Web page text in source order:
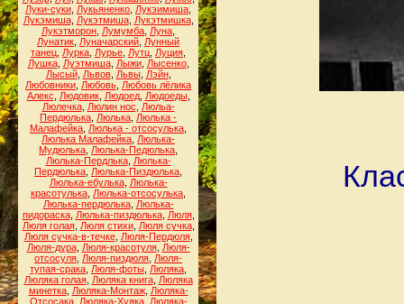
Луки-суки Лукьяненко Лукэимиша
Лукэмиша, Лукэтмиша, Лукэтмишка,
Лукэтморон Лумумба Луна
Лунатик Луначарский Лунный
танец Лурка Лурье Лутц Луция
Лушка, Луэтмиша, Лыжи, Лысенко,
Лысый, Львов, Львы, Лэйн,
Любовники Любовь Любовь лёлика
Алекс
Людовик, Людоед, Людоеды,
Люлечка, Люлин нос
Люльа-
Пердюлька Люлька Люлька -
Малафейка Люлька - отсосулька
Люлька Малафейка Люлька-
Мудюлька Люлька-Педюлька
Люлька-Пердлька, Люлька-
Пердюлька Люлька-Пиздюлька
Люлька-ебулька, Люлька-
красотулька Люлька-отсосулька
Люлька-пердюлька, Люлька-
пидораска, Люлька-пиздюлька, Люля,
Люля голая, Люля стихи, Люля сучка,
Люля сучка-в-течке, Люля-Пердюля,
Люля-дура, Люля-красотуля, Люля-
отсосуля Люля-пиздюля Люля-
тупая-срака Люля-фоты Люляка
Люляка голая, Люляка книга, Люляка
минетка, Люляка-Монтаж, Люляка-
Отсосака, Люляка-Хуяка, Люляка-